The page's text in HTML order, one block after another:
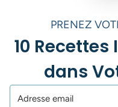
PRENEZ
10
dans